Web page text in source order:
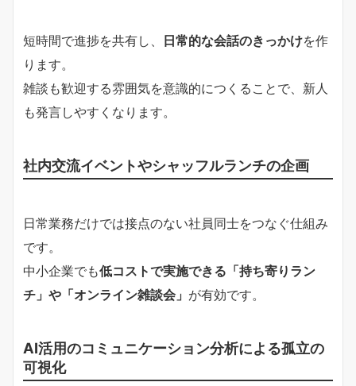
短時間で進捗を共有し、 日常的な会話のきっかけを作
ります。
雑談も歓迎する雰囲気を意識的につくることで、新人
も発言しやすくなります。
社内交流イベントやシャッフルランチの企画
日常業務だけでは接点のない社員同士をつなぐ仕組み
です。
中小企業でも低コストで実施できる「持ち寄りラン
チ」や「オンライン雑談会」 が有効です。
AI活用のコミュニケーション分析による孤立の
可視化